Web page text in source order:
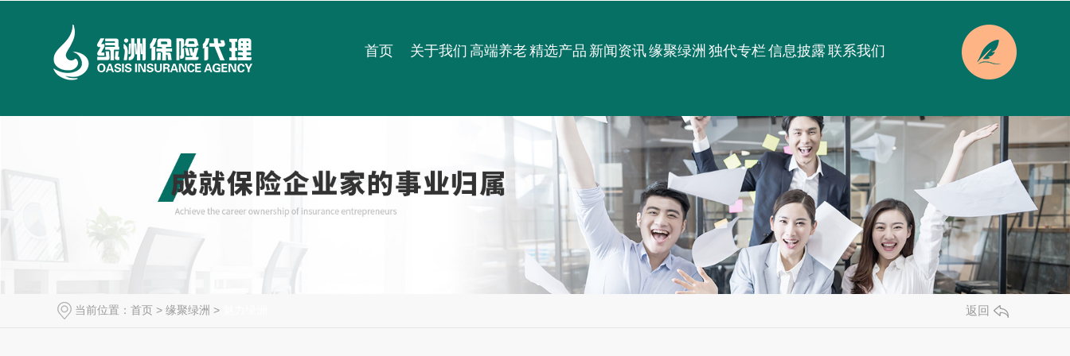
首页 关于我们 高端养老精选产品 新闻资讯缘聚绿洲 独代专栏 信息披露 联系我们
当前位置： 首页 > 缘聚绿洲 > 返回